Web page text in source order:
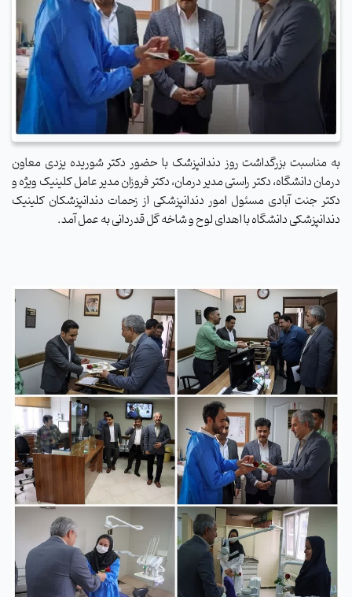
به مناسبت بزرگداشت روز دندانپزشک با حضور دکتر شوریده یزدی معاون
درمان دانشگاه، دکتر راستی مدیر درمان، دکتر فروزان مدیر عامل کلینیک ویژه و
دکتر جنت آبادی مسئول امور دندانپزشکی از زحمات دندانپزشکان کلینیک
دندانپزشکی دانشگاه با اهدای لوح و شاخه گل قدردانی به عمل آمد.